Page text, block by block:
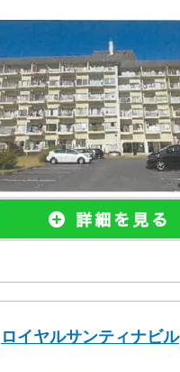
ロイヤルサンティナビル